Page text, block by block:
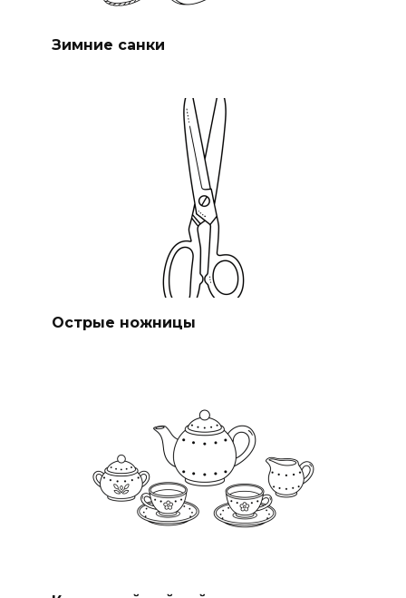
Зимние санки
Острые ножницы